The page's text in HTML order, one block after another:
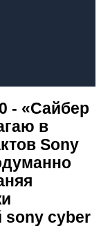
- «Сайбер
в
Sony
sony cyber